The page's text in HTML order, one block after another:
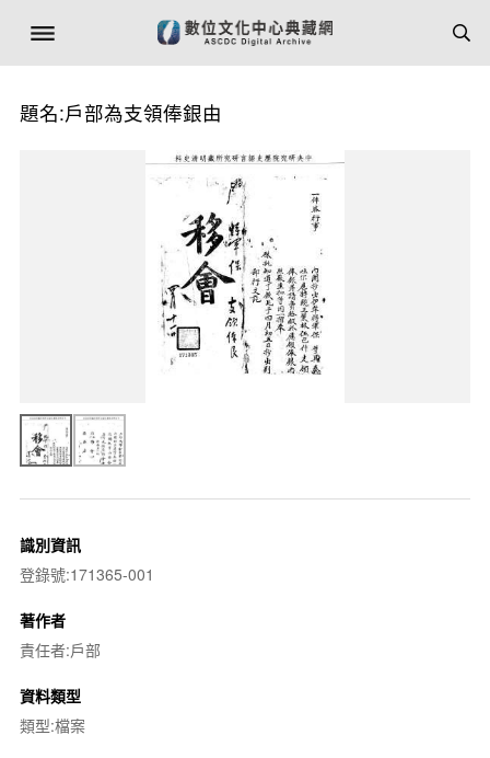
題名:戶部為支領俸銀由
識別資訊
登錄號:171365-001
著作者
責任者:戶部
資料類型
類型:檔案